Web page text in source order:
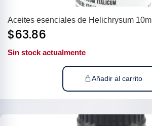
Aceites esenciales de Helichrysum 10ml
$63.86
Sin stock actualmente
Añadir al carrito